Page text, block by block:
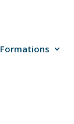
Formations